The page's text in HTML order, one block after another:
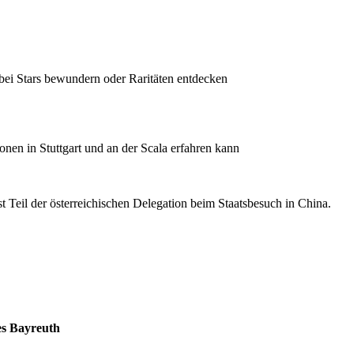
Stars bewundern oder Raritäten entdecken
in Stuttgart und an der Scala erfahren kann
der österreichischen Delegation beim Staatsbesuch in China.
Bayreuth